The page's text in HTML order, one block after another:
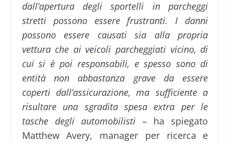
dall’apertura degli sportelli in parcheggi
stretti possono essere frustranti. I danni
possono essere causati sia alla propria
vettura che ai veicoli parcheggiati vicino, di
cui si è poi responsabili, e spesso sono di
entità non abbastanza grave da essere
coperti dall’assicurazione, ma sufficiente a
risultare una sgradita spesa extra per le
tasche degli automobilisti– ha spiegato
Matthew Avery, manager per ricerca e